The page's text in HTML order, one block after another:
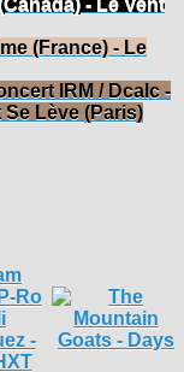
- Le Vent
(France) - Le
IRM / Dcalc -
Lève (Paris)